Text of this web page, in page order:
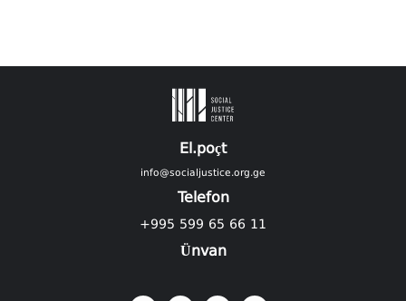
El.poçt
info@socialjustice.org.ge
Telefon
+995 599 65 66 11
Ünvan